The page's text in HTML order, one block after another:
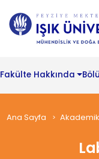
Fakülte Hakkında
Ana Sayfa